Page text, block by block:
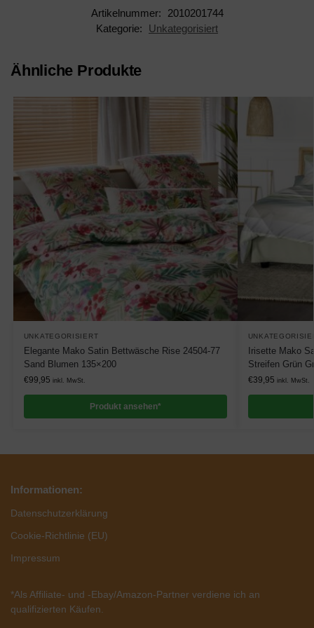
Artikelnummer:
2010201744
Kategorie:
Unkategorisiert
Ähnliche Produkte
UNKATEGORISIERT
Elegante Mako Satin Bettwäsche Rise 24504-77
Sand Blumen 135×200
€99,95 inkl. MwSt.
Produkt ansehen*
Irisette Mako
Streifen Grün
€39,95 inkl. MwSt.
Informationen:
Datenschutzerklärung
Cookie-Richtlinie (EU)
Impressum
*Als Affiliate- und -Ebay/Amazon-Partner verdiene ich an
qualifizierten Käufen.